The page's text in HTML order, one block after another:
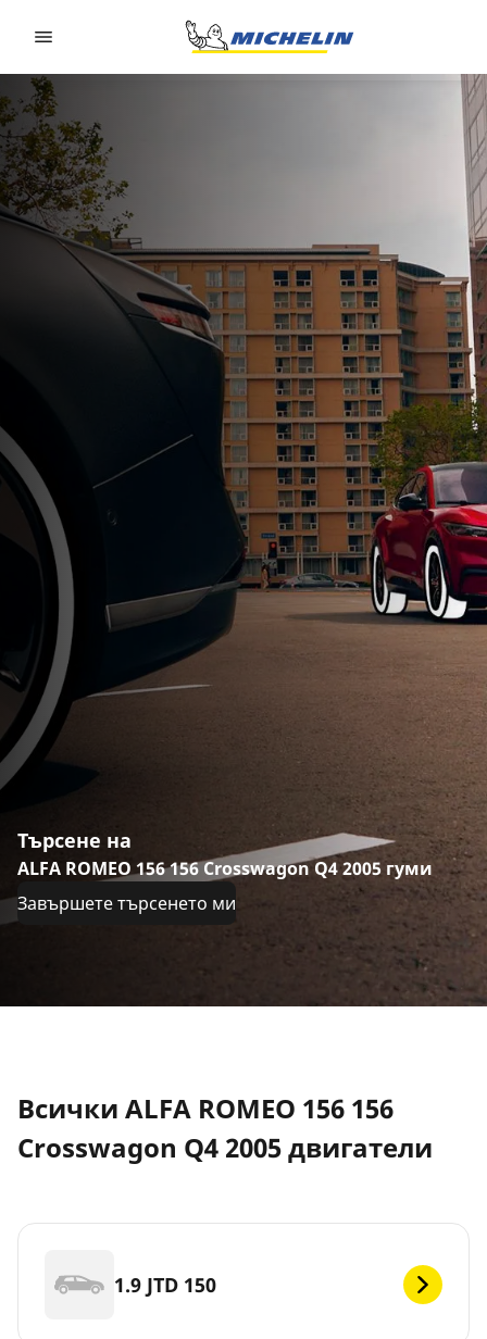
Търсене на
ALFA ROMEO 156 156 Crosswagon Q4 2005 гуми
Завършете търсенето ми
Всички ALFA ROMEO 156 156
Crosswagon Q4 2005 двигатели
1.9 JTD 150